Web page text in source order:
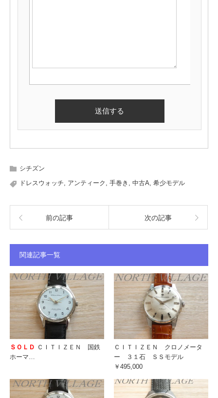
シチズン
ドレスウォッチ, アンティーク , 手巻き , 中古A, 希少モデル
前の記事 次の記事
関連記事一覧
ＳＯＬＤ ＣＩＴＩＺＥＮ 国鉄
ホーマ…
ＣＩＴＩＺＥＮ クロノメータ
ー ３１石 ＳＳモデル
￥495,000